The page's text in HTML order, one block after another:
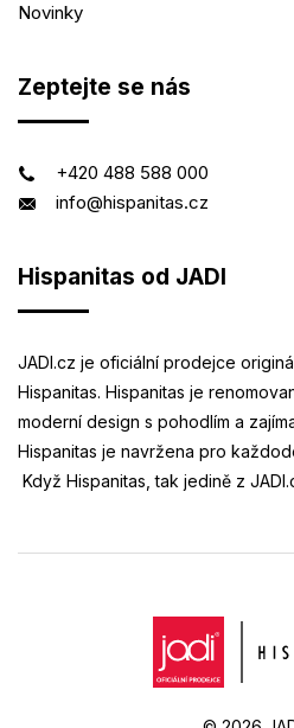
Novinky
Zeptejte se nás
+420 488 588 000
info@hispanitas.cz
Hispanitas od JADI
JADI.cz je oficiální prodejce
Hispanitas. Hispanitas je
moderní design s pohodlím a
Hispanitas je navržena pro
Když Hispanitas, tak jedině z